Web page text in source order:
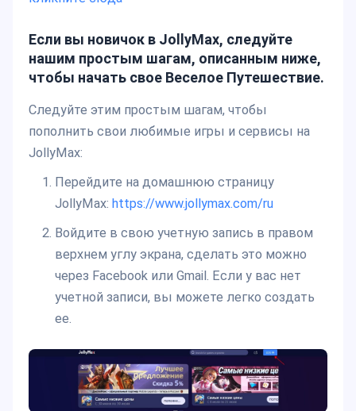
Если вы новичок в JollyMax, следуйте
нашим простым шагам, описанным ниже,
чтобы начать свое Веселое Путешествие.
Следуйте этим простым шагам, чтобы
пополнить свои любимые игры и сервисы на
JollyMax:
Перейдите на домашнюю страницу
JollyMax: https://www.jollymax.com/ru
Войдите в свою учетную запись в правом
верхнем углу экрана, сделать это можно
через Facebook или Gmail. Если у вас нет
учетной записи, вы можете легко создать
ее.